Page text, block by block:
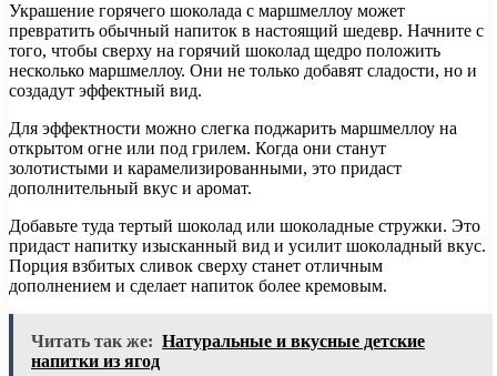
Украшение горячего шоколада с маршмеллоу может
превратить обычный напиток в настоящий шедевр. Начните с
того, чтобы сверху на горячий шоколад щедро положить
несколько маршмеллоу. Они не только добавят сладости, но и
создадут эффектный вид.
Для эффектности можно слегка поджарить маршмеллоу на
открытом огне или под грилем. Когда они станут
золотистыми и карамелизированными, это придаст
дополнительный вкус и аромат.
Добавьте туда тертый шоколад или шоколадные стружки. Это
придаст напитку изысканный вид и усилит шоколадный вкус.
Порция взбитых сливок сверху станет отличным
дополнением и сделает напиток более кремовым.
Читать так же: Натуральные и вкусные детские
напитки из ягод